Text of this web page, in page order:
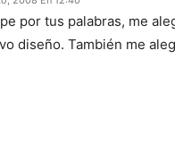
por tus palabras, me
diseño. También me